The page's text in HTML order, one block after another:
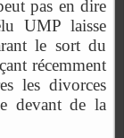
pas en dire
UMP laisse
le sort du
récemment
les divorces
devant de la